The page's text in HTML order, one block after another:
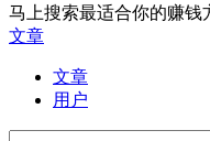
马上搜索最适合你的赚钱
文章
文章
用户